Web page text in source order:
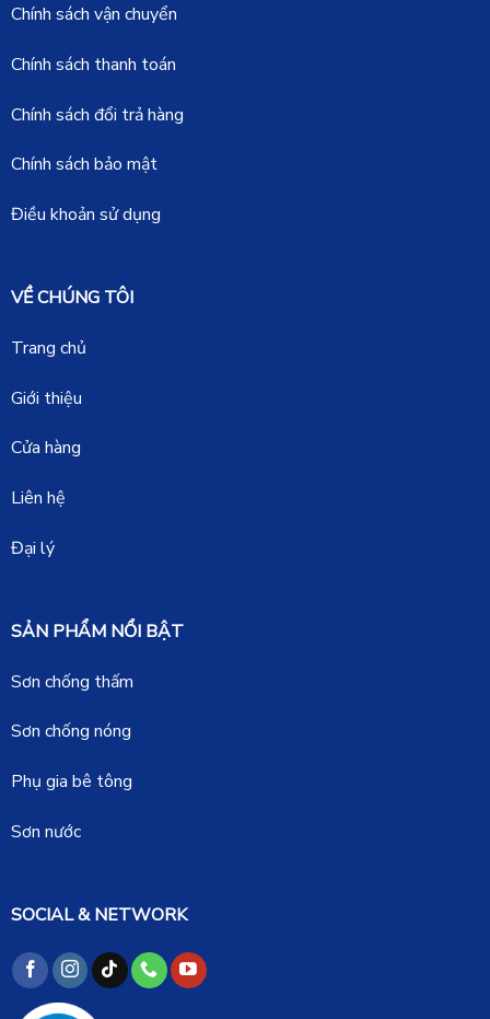
Chính sách vận chuyển
Chính sách thanh toán
Chính sách đổi trả hàng
Chính sách bảo mật
Điều khoản sử dụng
VỀ CHÚNG TÔI
Trang chủ
Giới thiệu
Cửa hàng
Liên hệ
Đại lý
SẢN PHẨM NỔI BẬT
Sơn chống thấm
Sơn chống nóng
Phụ gia bê tông
Sơn nước
SOCIAL & NETWORK